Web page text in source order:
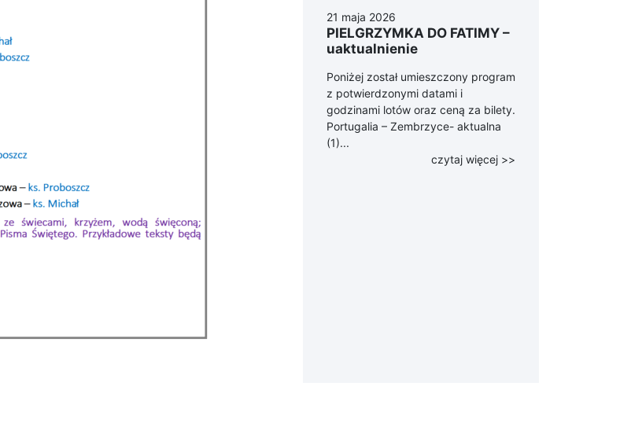
21 maja 2026
PIELGRZYMKA DO FATIMY –
uaktualnienie
Poniżej został umieszczony program
z potwierdzonymi datami i
godzinami lotów oraz ceną za bilety.
Portugalia – Zembrzyce- aktualna
(1)...
czytaj więcej >>